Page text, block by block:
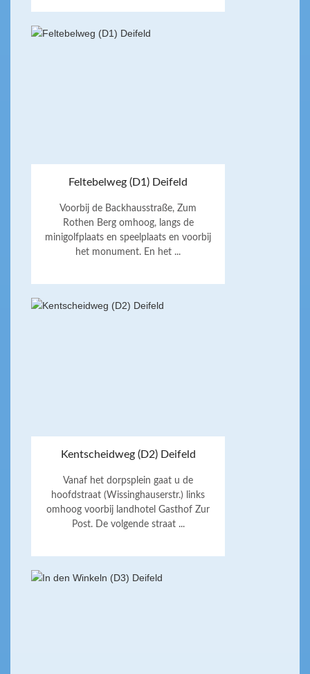
Feltebelweg (D1) Deifeld
Voorbij de Backhausstraße, Zum
Rothen Berg omhoog, langs de
minigolfplaats en speelplaats en voorbij
het monument. En het ...
Kentscheidweg (D2) Deifeld
Vanaf het dorpsplein gaat u de
hoofdstraat (Wissinghauserstr.) links
omhoog voorbij landhotel Gasthof Zur
Post. De volgende straat ...